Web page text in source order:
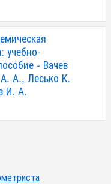
учебно-
- Вачев
А., Лесько К.
И. А.